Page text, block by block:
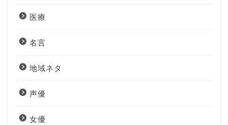
医療
名言
地域ネタ
声優
女優